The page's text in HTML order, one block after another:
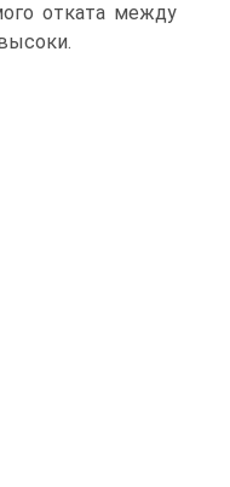
отката между